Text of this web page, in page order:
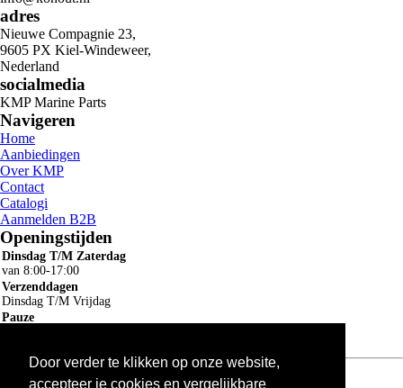
Door verder te klikken op onze website,
accepteer je cookies en vergelijkbare
adres
Nieuwe Compagnie 23,
9605 PX Kiel-Windeweer,
Nederland
socialmedia
KMP Marine Parts
Navigeren
Home
Aanbiedingen
Over KMP
Contact
Catalogi
Aanmelden B2B
Openingstijden
Dinsdag T/M Zaterdag
van 8:00-17:00
Verzenddagen
Dinsdag T/M Vrijdag
Pauze
Algemene voorwaarden
ruilen en retourneren